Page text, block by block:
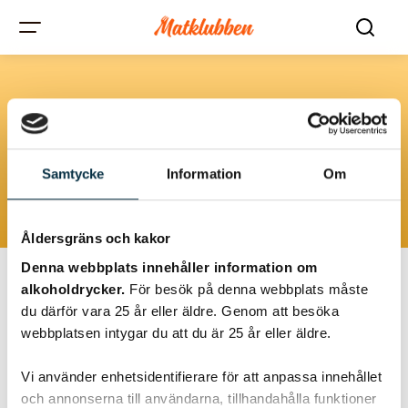
Samtycke Information Om
Åldersgräns och kakor
Denna webbplats innehåller information om
alkoholdrycker. För besök på denna webbplats måste
du därför vara 25 år eller äldre. Genom att besöka
webbplatsen intygar du att du är 25 år eller äldre.
Vi använder enhetsidentifierare för att anpassa innehållet
och annonserna till användarna, tillhandahålla funktioner
Gröna tillbehör
Rätter som inkluderar grönsaker och tillbehör, såsom sallader,
purjolök och champinjoner.